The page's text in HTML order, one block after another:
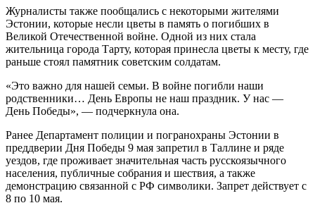
Журналисты также пообщались с некоторыми жителями
Эстонии, которые несли цветы в память о погибших в
Великой Отечественной войне. Одной из них стала
жительница города Тарту, которая принесла цветы к месту, где
раньше стоял памятник советским солдатам.
«Это важно для нашей семьи. В войне погибли наши
родственники… День Европы не наш праздник. У нас —
День Победы», — подчеркнула она.
Ранее Департамент полиции и погранохраны Эстонии в
преддверии Дня Победы 9 мая запретил в Таллине и ряде
уездов, где проживает значительная часть русскоязычного
населения, публичные собрания и шествия, а также
демонстрацию связанной с РФ символики. Запрет действует с
8 по 10 мая.